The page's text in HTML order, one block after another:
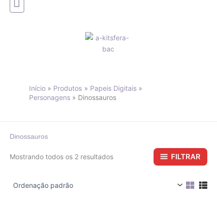
Início Produtos
Papeis Digitais
Personagens
Dinossauros
Dinossauros
Mostrando todos os 2 resultados FILTRAR